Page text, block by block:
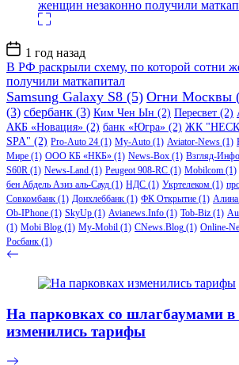
Дата
записи
1 год назад
В РФ раскрыли схему, по которой сотни
получили маткапитал
Samsung Galaxy S8 (5) Огни Москвы
(3) сбербанк (3) Ким Чен Ын (2) Пересвет (2)
АКБ «Новация» (2) банк «Югра» (2) ЖК
SPA" (2) Pro-Auto 24 (1) My-Auto (1) Aviator-News (1)
Мире (1) ООО КБ «НКБ» (1) News-Box (1) Взгляд-Инфо
S60R (1) News-Land (1) Peugeot 908-RC (1) Mobilcom (1)
бен Абдель Азиз аль-Сауд (1) НДС (1) Укртелеком (1)
Совкомбанк (1) Донхлеббанк (1) ФК Открытие (1) Алина
Ob-IPhone (1) SkyUp (1) Avianews.Info (1) Tob-Biz (1)
(1) Mobi Blog (1) My-Mobil (1) CNews.Blog (1) Online-
Росбанк (1)
На парковках со шлагбаумами в
изменились тарифы